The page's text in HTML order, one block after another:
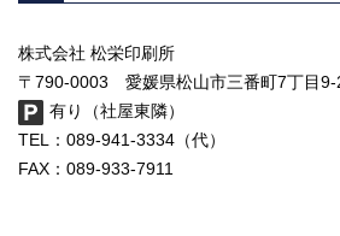
株式会社 松栄印刷所
〒790-0003 愛媛県松山市三番町7丁目9-
有り（社屋東隣）
TEL：089-941-3334（代）
FAX：089-933-7911